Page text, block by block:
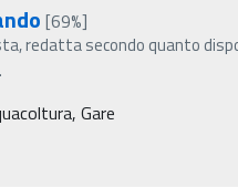
[69%]
redatta secondo quanto
Gare